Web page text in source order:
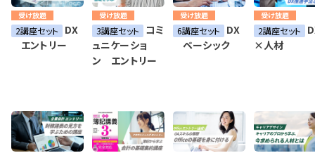
受け放題
2講座セット DX
エントリー
受け放題
3講座セット コミ
ュニケーショ
ン エントリー
受け放題
6講座セット DX
ベーシック
受け放題
2講座セット
×人材